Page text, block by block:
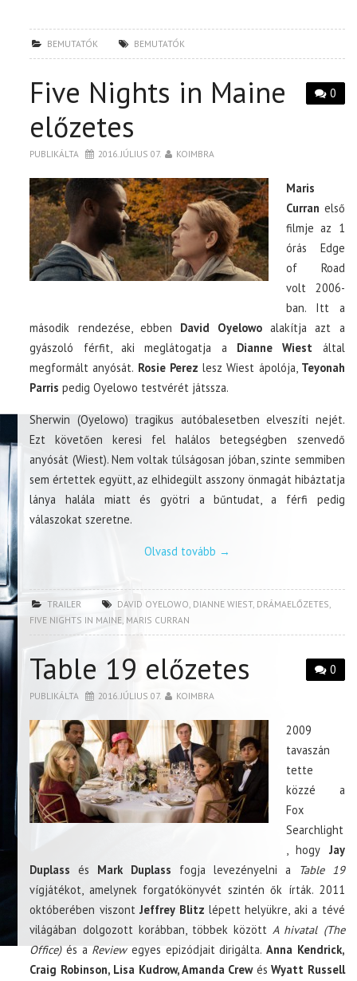
BEMUTATÓK BEMUTATÓK
0
Five Nights in Maine
előzetes
PUBLIKÁLTA 2016. JÚLIUS 07. KOIMBRA
Maris
Curran első
filmje az 1
órás Edge
of Road
volt 2006-
ban. Itt a
második rendezése, ebben David Oyelowo alakítja azt a
gyászoló férfit, aki meglátogatja a Dianne Wiest által
megformált anyósát. Rosie Perez lesz Wiest ápolója, Teyonah
Parris pedig Oyelowo testvérét játssza.
Sherwin (Oyelowo) tragikus autóbalesetben elveszíti nejét.
Ezt követően keresi fel halálos betegségben szenvedő
anyósát (Wiest). Nem voltak túlságosan jóban, szinte semmiben
sem értettek együtt, az elhidegült asszony önmagát hibáztatja
lánya halála miatt és gyötri a bűntudat, a férfi pedig
válaszokat szeretne.
Olvasd tovább →
TRAILER DAVID OYELOWO, DIANNE WIEST, DRÁMAELŐZETES,
FIVE NIGHTS IN MAINE, MARIS CURRAN
0
Table 19 előzetes
PUBLIKÁLTA 2016. JÚLIUS 07. KOIMBRA
2009
tavaszán
tette
közzé a
Fox
Searchlight
, hogy Jay
Duplass és Mark Duplass fogja levezényelni a
Table 19
vígjátékot, amelynek forgatókönyvét szintén ők írták. 2011
októberében viszontJeffrey Blitz lépett helyükre, aki a tévé
világában dolgozott korábban, többek között A hivatal (The
Office)és a Reviewegyes epizódjait dirigálta. Anna Kendrick,
Craig Robinson, Lisa Kudrow, Amanda CrewésWyatt Russell